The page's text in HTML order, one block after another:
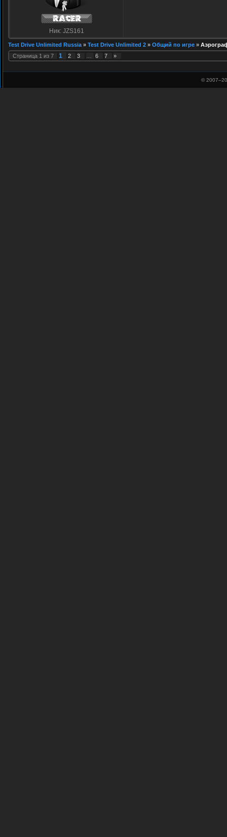
Ник: JZS161
Test Drive Unlimited Russia » Test Drive Unlimited 2 » Общий по игре »
Страница 1 из 7 1 2 3 6 7 »
© 2007–